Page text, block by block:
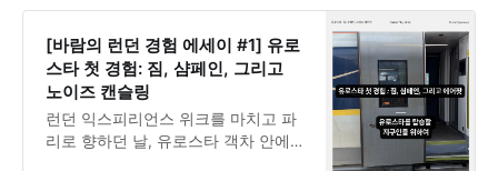
[바람의 런던 경험 에세이 #1] 유로
스타 첫 경험: 짐, 샴페인, 그리고
노이즈 캔슬링
런던 익스피리언스 위크를 마치고 파
리로 향하던 날, 유로스타 객차 안에